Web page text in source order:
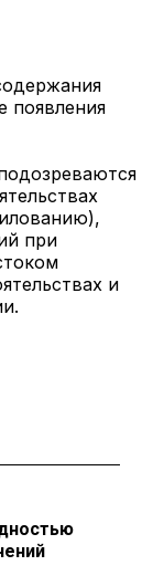
появления
при
и